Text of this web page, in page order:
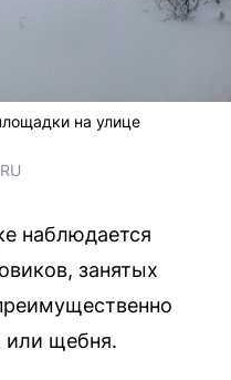
на улице
наблюдается
занятых
или щебня.